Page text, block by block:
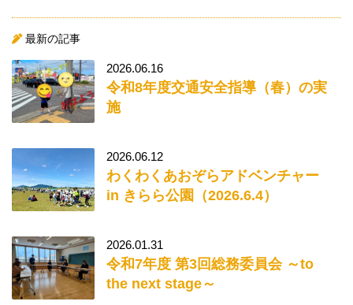
最新の記事
2026.06.16
令和8年度交通安全指導（春）の実
施
2026.06.12
わくわくあおぞらアドベンチャー
in きらら公園（2026.6.4）
2026.01.31
令和7年度 第3回総務委員会 ～to
the next stage～